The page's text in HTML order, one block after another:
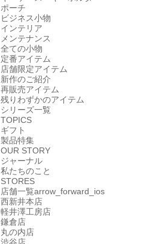
ポーチ
ビジネス小物
インテリア
メンテナンス
全ての小物
定番アイテム
店舗限定アイテム
新作のご紹介
再販売アイテム
残りわずかのアイテム
シリーズ一覧
TOPICS
ギフト
製品特集
OUR STORY
ジャーナル
私たちのこと
STORES
店舗一覧arrow_forward_ios
西新井本店
軽井澤工房店
鎌倉店
丸の内店